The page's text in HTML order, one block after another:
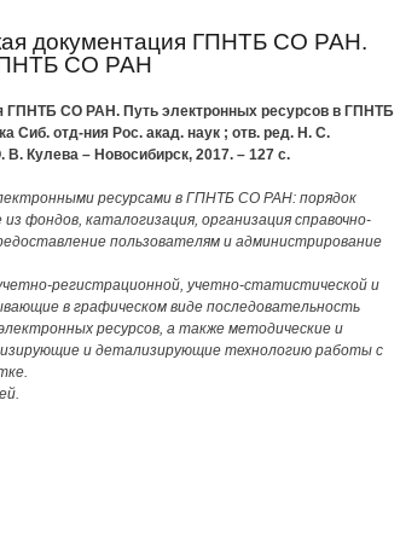
документация ГПНТБ СО РАН.
СО РАН
ГПНТБ СО РАН. Путь электронных ресурсов в ГПНТБ
Сиб. отд-ния Рос. акад. наук ; отв. ред. Н. С.
Кулева – Новосибирск, 2017. – 127 с.
ресурсами в ГПНТБ СО РАН: порядок
фондов, каталогизация, организация справочно-
пользователям и администрирование
регистрационной, учетно-статистической и
в графическом виде последовательность
ресурсов, а также методические и
и детализирующие технологию работы с